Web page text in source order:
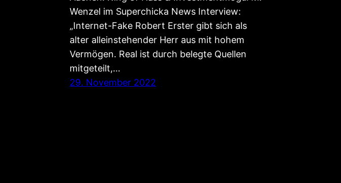
Wenzel im Superchicka News Interview:
„Internet-Fake Robert Erster gibt sich als
alter alleinstehender Herr aus mit hohem
Vermögen. Real ist durch belegte Quellen
mitgeteilt,…
29. November 2022